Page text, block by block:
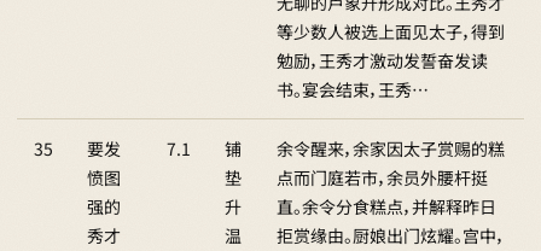
等少数人被选上面见太子，得到
勉励，王秀才激动发誓奋发读
书。宴会结束，王秀…
35
要发
愤图
强的
秀才
7.1
铺
垫
升
温
余令醒来，余家因太子赏赐的糕
点而门庭若市，余员外腰杆挺
直。余令分食糕点，并解释昨日
拒赏缘由。厨娘出门炫耀。宫中，